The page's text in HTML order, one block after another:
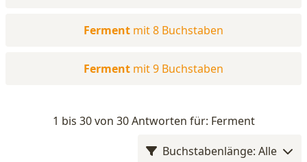
Ferment mit 8 Buchstaben
Ferment mit 9 Buchstaben
1 bis 30 von 30 Antworten für: Ferment
Buchstabenlänge: Alle